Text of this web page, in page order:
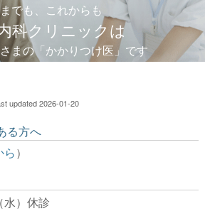
でも、これからも
科クリニックは
まの「かかりつけ医」です
updated 2026-01-20
る方へ
ら）
）休診